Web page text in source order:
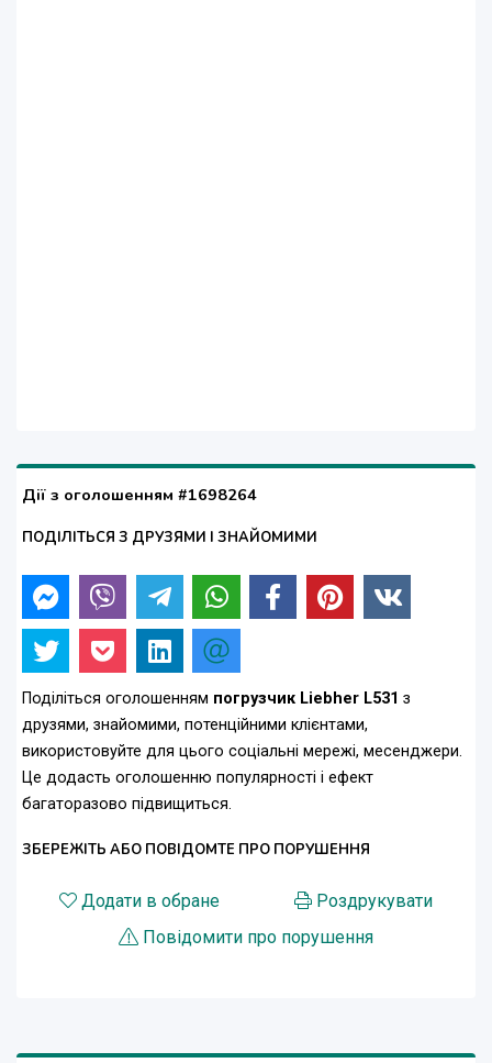
Дії з оголошенням #1698264
ПОДІЛІТЬСЯ З ДРУЗЯМИ І ЗНАЙОМИМИ
Поділіться оголошенням погрузчик Liebher L531 з
друзями, знайомими, потенційними клієнтами,
використовуйте для цього соціальні мережі, месенджери.
Це додасть оголошенню популярності і ефект
багаторазово підвищиться.
ЗБЕРЕЖІТЬ АБО ПОВІДОМТЕ ПРО ПОРУШЕННЯ
Додати в обране
Роздрукувати
Повідомити про порушення